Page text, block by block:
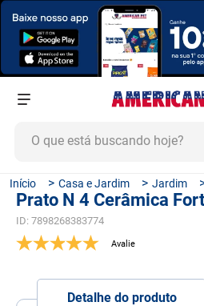
Casa e Jardim Jardim
Prato N 4 Cerâmica
ID: 7898268383774
Detalhe do produto
1º